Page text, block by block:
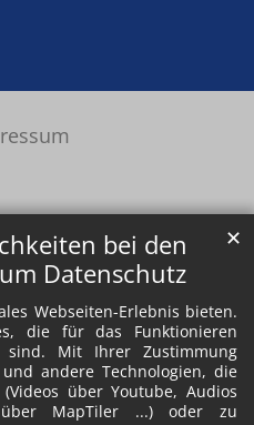
bei den
Datenschutz
Webseiten-Erlebnis bieten.
die für das Funktionieren
sind. Mit Ihrer Zustimmung
andere Technologien, die
über Youtube, Audios
MapTiler ...) oder zu
✕